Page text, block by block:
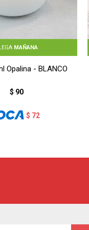
MAÑANA
Opalina - BLANCO
$ 90
$ 72